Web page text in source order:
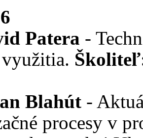
Patera -
Blahút -
procesy v